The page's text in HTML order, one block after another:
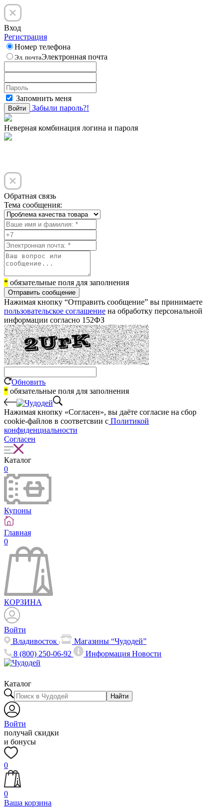
Вход
Регистрация
Номер телефона
Эл. почтаЭлектронная почта
Запомнить меня
Войти Забыли пароль?!
Неверная комбинация логина и пароля
Обратная связь
Тема сообщения:
* обязательные поля для заполнения
Отправить сообщение
Нажимая кнопку “Отправить сообщение” вы принимаете
пользовательское соглашение на обработку персональной
информации согласно 152ФЗ
Обновить
* обязательные поля для заполнения
Нажимая кнопку «Согласен», вы даёте cогласие на сбор
cookie-файлов в соответсвии с Политикой
конфиденциальности
Согласен
Каталог
0
Купоны
Главная
0
КОРЗИНА
Войти
Владивосток
Магазины “Чудодей”
8 (800) 250-06-92
ИнформацияНовости
Каталог
Найти
Войти
получай скидки
и бонусы
0
0
Ваша корзина